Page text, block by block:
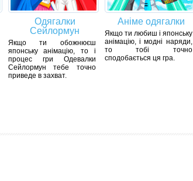
Одягалки
Сейлормун
Якщо ти обожнюєш
японську анімацію, то і
процес гри Одевалки
Сейлормун тебе точно
приведе в захват.
Аніме одягалки
Якщо ти любиш і японську
анімацію, і модні наряди,
то тобі точно
сподобається ця гра.